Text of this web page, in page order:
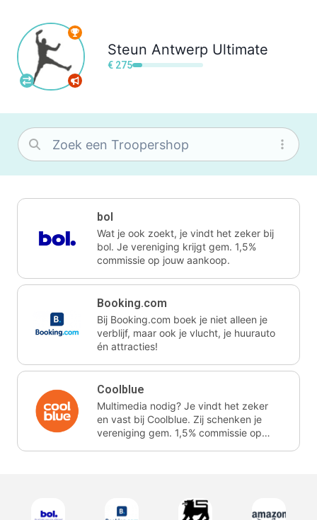
Steun Antwerp Ultimate
€ 275
bol
Wat je ook zoekt, je vindt het zeker bij
bol. Je vereniging krijgt gem. 1,5%
commissie op jouw aankoop.
Booking.com
Bij Booking.com boek je niet alleen je
verblijf, maar ook je vlucht, je huurauto
én attracties!
Coolblue
Multimedia nodig? Je vindt het zeker
en vast bij Coolblue. Zij schenken je
vereniging gem. 1,5% commissie op